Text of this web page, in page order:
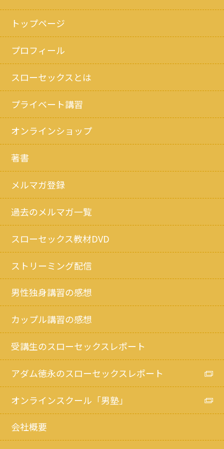
トップページ
プロフィール
スローセックスとは
プライベート講習
オンラインショップ
著書
メルマガ登録
過去のメルマガ一覧
スローセックス教材DVD
ストリーミング配信
男性独身講習の感想
カップル講習の感想
受講生のスローセックスレポート
アダム徳永のスローセックスレポート
オンラインスクール「男塾」
会社概要